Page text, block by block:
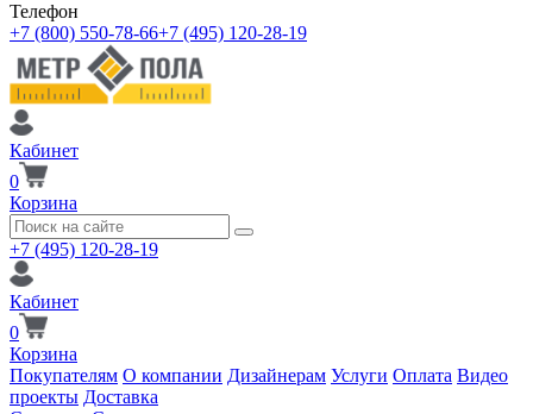
Телефон
+7 (800) 550-78-66+7 (495) 120-28-19
Кабинет
0
Корзина
+7 (495) 120-28-19
Кабинет
0
Корзина
Покупателям О компании Дизайнерам Услуги Оплата Видео
проекты Доставка